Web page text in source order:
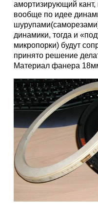
амортизирующий кант,
вообще по идее
динамики, тогда и
микропорки) будут
принято решение
Материал фанера